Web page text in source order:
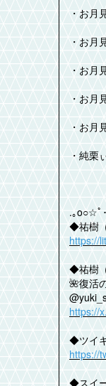
・お月
・お月
・お月
・お月
・お月
・純栗
.｡o○☆ﾟ
◆祐樹
https://
◆祐樹
🌺復活
https://
◆ツイ
https://
◆スイ